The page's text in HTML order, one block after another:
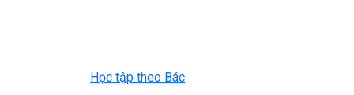
Học tập theo Bác